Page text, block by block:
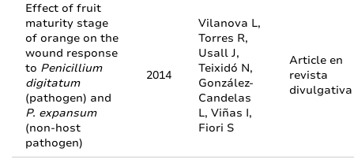
Effect of fruit
maturity stage
of orange on the
wound response
to Penicillium
digitatum
(pathogen) and
P. expansum
(non-host
pathogen)
2014
Vilanova L,
Torres R,
Usall J,
Teixidó N,
González-
Candelas
L, Viñas I,
Fiori S
Article en
revista
divulgativa